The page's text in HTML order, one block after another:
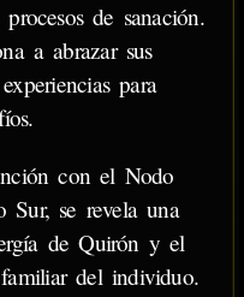
de sanación.
a abrazar sus
para
con el Nodo
se revela una
de Quirón y el
del individuo.